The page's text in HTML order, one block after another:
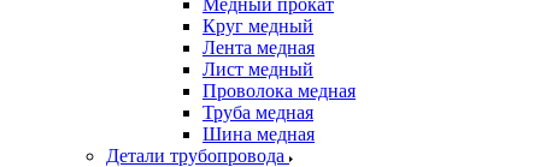
Медный прокат
Круг медный
Лента медная
Лист медный
Проволока медная
Труба медная
Шина медная
Детали трубопровода